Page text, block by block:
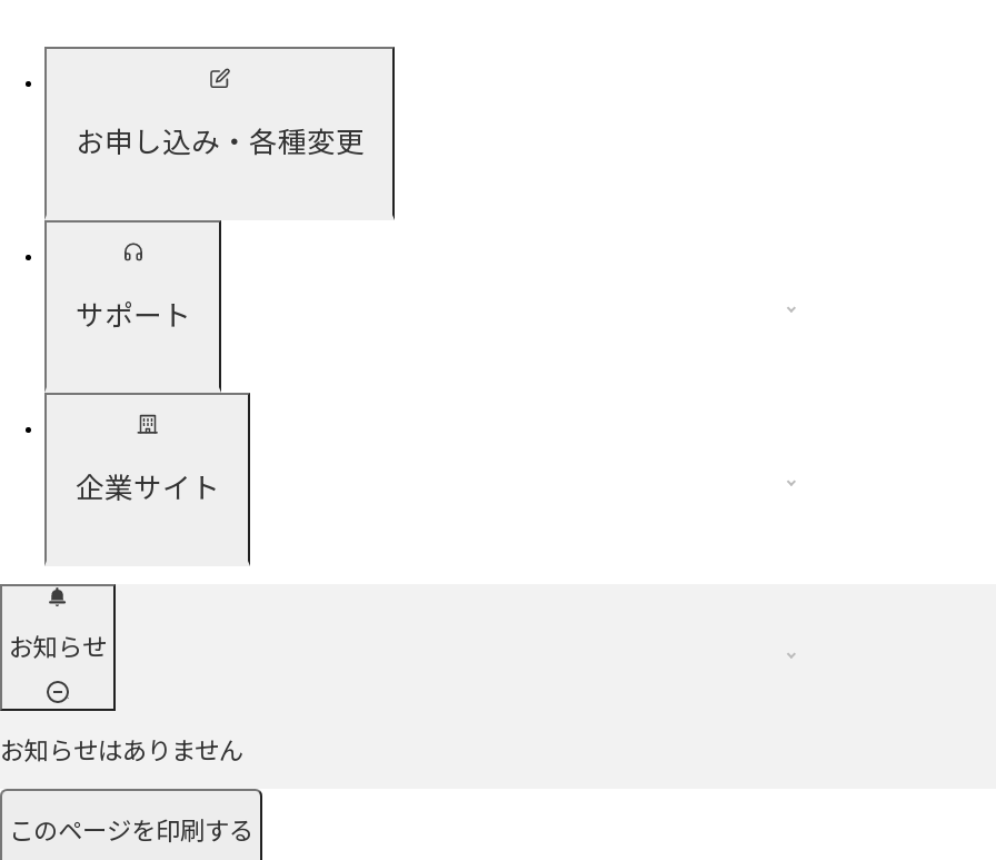
お申し込み・各種変更
サポート
企業サイト
お知らせ
お知らせはありません
このページを印刷する